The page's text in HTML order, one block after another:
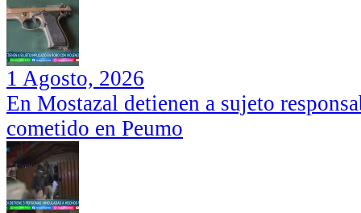
1 Agosto, 2026
En Mostazal detienen a sujeto
cometido en Peumo